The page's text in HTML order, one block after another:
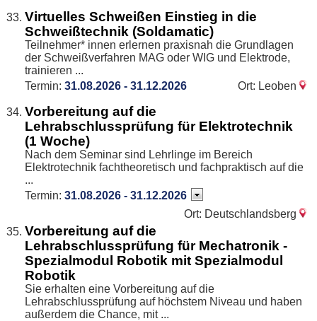
Virtuelles Schweißen Einstieg in die
Schweißtechnik (Soldamatic)
Teilnehmer* innen erlernen praxisnah die Grundlagen
der Schweißverfahren MAG oder WIG und Elektrode,
trainieren ...
Termin: 31.08.2026 - 31.12.2026 Ort: Leoben
Vorbereitung auf die
Lehrabschlussprüfung für Elektrotechnik
(1 Woche)
Nach dem Seminar sind Lehrlinge im Bereich
Elektrotechnik fachtheoretisch und fachpraktisch auf die
...
Termin: 31.08.2026 - 31.12.2026
Ort: Deutschlandsberg
Vorbereitung auf die
Lehrabschlussprüfung für Mechatronik -
Spezialmodul Robotik mit Spezialmodul
Robotik
Sie erhalten eine Vorbereitung auf die
Lehrabschlussprüfung auf höchstem Niveau und haben
außerdem die Chance, mit ...